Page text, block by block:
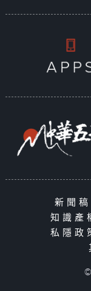
新聞稿
知識產
私隱政